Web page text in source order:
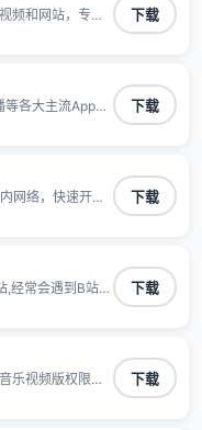
频和网站，专业
、腾讯视频、爱
阳师、和平精
一个伊甸园等国
华人和留学生、
音乐视频加速服
国服游戏和音视
频、B站、芒果
酷狗音乐、YY
速回国。目前已
，一对一在线客
下载
各大主流App应
,玩国服游戏 简
下载
网络，快速开启
顿问题；更能加
,畅享国内网络！
下载
,经常会遇到B站地
,使用我们的哔
络问题,一键网络
下载
乐视频版权限制.
延迟. 提升国内
量边缘. 动态多
下载